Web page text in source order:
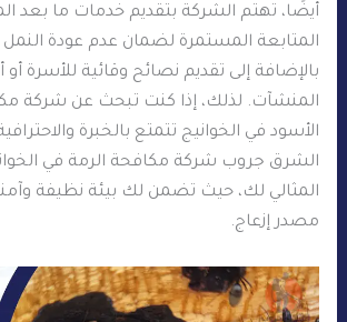
أيضًا، تهتم الشركة بتقديم خدمات ما بعد
المتابعة المستمرة لضمان عدم عودة النمل
بالإضافة إلى تقديم نصائح وقائية للأسرة
المنشآت. لذلك، إذا كنت تبحث عن شركة
الأسود في الخوانيج تتمتع بالخبرة
الشرق جروب شركة مكافحة الرمة في
المثالي لك، حيث تضمن لك بيئة نظيفة
مصدر إزعاج.